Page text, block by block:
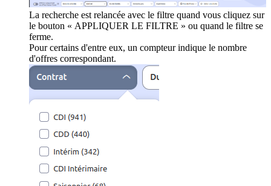
La recherche est relancée avec le filtre quand vous cliquez sur
le bouton « APPLIQUER LE FILTRE » ou quand le filtre se
ferme.
Pour certains d'entre eux, un compteur indique le nombre
d'offres correspondant.